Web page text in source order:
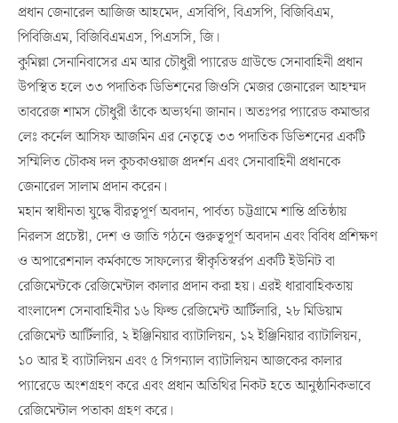
প্রধান জেনারেল আজিজ আহমেদ, এসবিপি, বিএসপি, বিজিবিএম,
পিবিজিএম, বিজিবিএমএস, পিএসসি, জি।
কুমিল্লা সেনানিবাসের এম আর চৌধুরী প্যারেড গ্রাউন্ডে সেনাবাহিনী প্রধান
উপস্থিত হলে ৩৩ পদাতিক ডিভিশনের জিওসি মেজর জেনারেল আহম্মদ
তাবরেজ শামস চৌধুরী তাঁকে অভ্যর্থনা জানান। অতঃপর প্যারেড কমান্ডার
লেঃ কর্নেল আসিফ আজমিন এর নেতৃত্বে ৩৩ পদাতিক ডিভিশনের একটি
সম্মিলিত চৌকষ দল কুচকাওয়াজ প্রদর্শন এবং সেনাবাহিনী প্রধানকে
জেনারেল সালাম প্রদান করেন।
মহান স্বাধীনতা যুদ্ধে বীরত্বপূর্ণ অবদান, পার্বত্য চট্টগ্রামে শান্তি প্রতিষ্ঠায়
নিরলস প্রচেষ্টা, দেশ ও জাতি গঠনে গুরুত্বপূর্ণ অবদান এবং বিবিধ প্রশিক্ষণ
ও অপারেশনাল কর্মকান্ডে সাফল্যের স্বীকৃতিস্বর্রপ একটি ইউনিট বা
রেজিমেন্টকে রেজিমেন্টাল কালার প্রদান করা হয়। এরই ধারাবাহিকতায়
বাংলাদেশ সেনাবাহিনীর ১৬ ফিল্ড রেজিমেন্ট আর্টিলারি, ২৮ মিডিয়াম
রেজিমেন্ট আর্টিলারি, ২ ইঞ্জিনিয়ার ব্যাটালিয়ন, ১২ ইঞ্জিনিয়ার ব্যাটালিয়ন,
১০ আর ই ব্যাটালিয়ন এবং ৫ সিগন্যাল ব্যাটালিয়ন আজকের কালার
প্যারেডে অংশগ্রহণ করে এবং প্রধান অতিথির নিকট হতে আনুষ্ঠানিকভাবে
রেজিমেন্টাল পতাকা গ্রহণ করে।